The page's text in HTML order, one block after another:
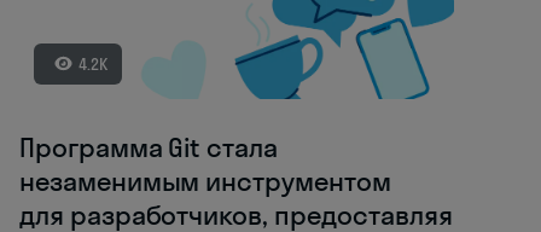
4.2K
Программа Git стала
незаменимым инструментом
для разработчиков, предоставляя